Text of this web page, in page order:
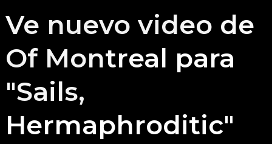
Ve nuevo video de
Of Montreal para
"Sails,
Hermaphroditic"